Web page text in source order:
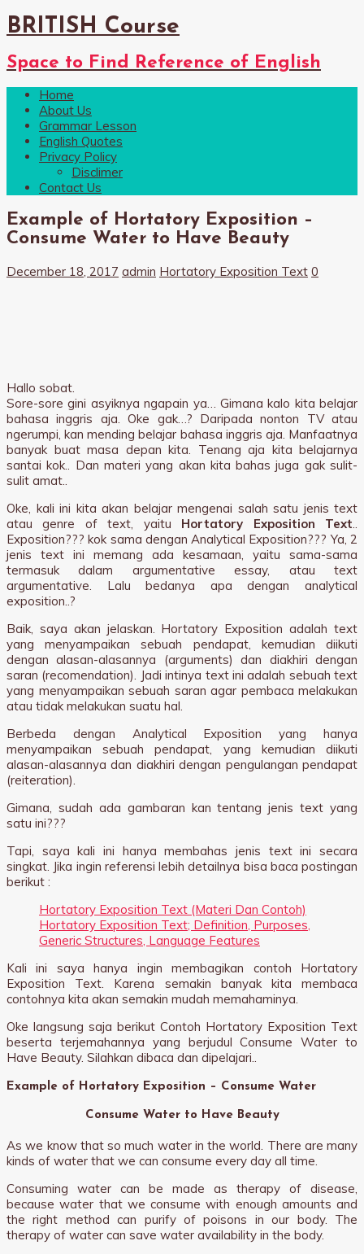
BRITISH Course
Space to Find Reference of English
Home
About Us
Grammar Lesson
English Quotes
Privacy Policy
Disclimer
Contact Us
Example of Hortatory Exposition –
Consume Water to Have Beauty
December 18, 2017 admin Hortatory Exposition Text 0
Hallo sobat.
Sore-sore gini asyiknya ngapain ya… Gimana kalo kita belajar
bahasa inggris aja. Oke gak…? Daripada nonton TV atau
ngerumpi, kan mending belajar bahasa inggris aja. Manfaatnya
banyak buat masa depan kita. Tenang aja kita belajarnya
santai kok.. Dan materi yang akan kita bahas juga gak sulit-
sulit amat..
Oke, kali ini kita akan belajar mengenai salah satu jenis text
atau genre of text, yaitu Hortatory Exposition Text
Exposition??? kok sama dengan Analytical Exposition??? Ya, 2
jenis text ini memang ada kesamaan, yaitu sama-sama
termasuk dalam argumentative essay, atau text
argumentative. Lalu bedanya apa dengan analytical
exposition..?
Baik, saya akan jelaskan. Hortatory Exposition adalah text
yang menyampaikan sebuah pendapat, kemudian diikuti
dengan alasan-alasannya (arguments) dan diakhiri dengan
saran (recomendation). Jadi intinya text ini adalah sebuah text
yang menyampaikan sebuah saran agar pembaca melakukan
atau tidak melakukan suatu hal.
Berbeda dengan Analytical Exposition yang hanya
menyampaikan sebuah pendapat, yang kemudian diikuti
alasan-alasannya dan diakhiri dengan pengulangan pendapat
(reiteration).
Gimana, sudah ada gambaran kan tentang jenis text yang
satu ini???
Tapi, saya kali ini hanya membahas jenis text ini secara
singkat. Jika ingin referensi lebih detailnya bisa baca postingan
berikut :
Hortatory Exposition Text (Materi Dan Contoh)
Hortatory Exposition Text; Definition, Purposes,
Generic Structures, Language Features
Kali ini saya hanya ingin membagikan contoh Hortatory
Exposition Text. Karena semakin banyak kita membaca
contohnya kita akan semakin mudah memahaminya.
Oke langsung saja berikut Contoh Hortatory Exposition Text
beserta terjemahannya yang berjudul Consume Water to
Have Beauty. Silahkan dibaca dan dipelajari..
Example of Hortatory Exposition – Consume Water
Consume Water to Have Beauty
As we know that so much water in the world. There are many
kinds of water that we can consume every day all time.
Consuming water can be made as therapy of disease,
because water that we consume with enough amounts and
the right method can purify of poisons in our body. The
therapy of water can save water availability in the body.